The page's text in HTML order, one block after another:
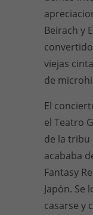
Beirach y
viejas
de
El
el Teatro
de la tribu
acababa
Fantasy
Japón. Se
casarse y